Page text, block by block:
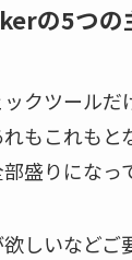
の5つの
クツールだ
もこれもと
盛りになっ
しいなどご